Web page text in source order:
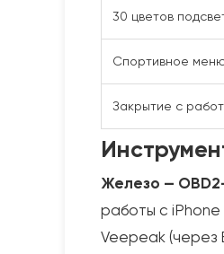
30 цветов
Спортивное
Закрытие с
Железо —
работы с iPhone
Veepeak (через